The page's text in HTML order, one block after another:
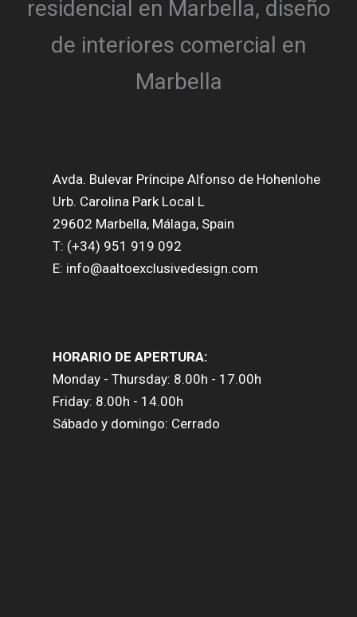
Avda. Bulevar Príncipe Alfonso de Hohenlohe
Urb. Carolina Park Local L
29602 Marbella, Málaga, Spain
T: (+34) 951 919 092
E: info@aaltoexclusivedesign.com
HORARIO DE APERTURA:
Monday - Thursday: 8.00h - 17.00h
Friday: 8.00h - 14.00h
Sábado y domingo: Cerrado